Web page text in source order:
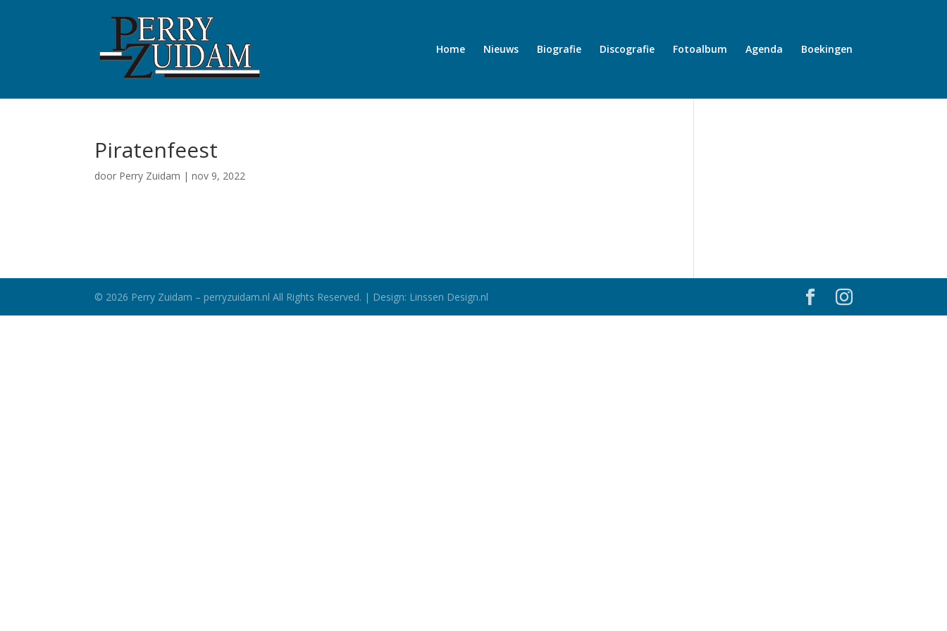
Home Nieuws Biografie Discografie Fotoalbum Agenda Boekingen
Piratenfeest
door Perry Zuidam |nov 9, 2022
© 2026 Perry Zuidam – perryzuidam.nl All Rights Reserved. | Design: Linssen Design.nl